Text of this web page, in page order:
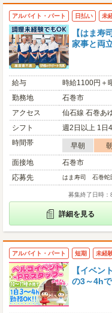
アルバイト・パート 日払い 未
【はま寿
家事と両
給与
時給1100円＋
勤務地
石巻市
アクセス
仙石線 石巻あ
シフト
週2日以上 1日
時間帯
早朝 朝
面接地
石巻市
応募先
はま寿司 石巻蛇
募集終了日時：
詳細を見る
アルバイト・パート 短期 未経
【イベン
の3～4h